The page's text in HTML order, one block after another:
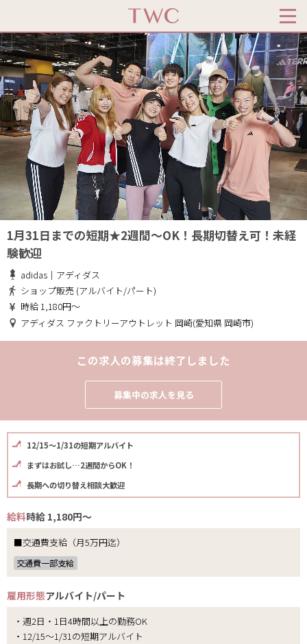
1月31日までの短期★2週間～OK！長期切替え可！未経
験歓迎
adidas｜アディダス
ショップ販売 (アルバイト/パート)
時給 1,180円～
アディダス ファクトリーアウトレット 岡崎(愛知県 岡崎市)
この求人の募集は終了しました
募集中の求人を見る
12/15～1/31の短期アルバイト
まずはお試し…2週間からOK！
長期への切り替え相談大歓迎
給料時給 1,180円～
■交通費支給（月5万円迄）
交通費一部支給
雇用形態アルバイト/パート
・週2日・1日4時間以上の勤務OK
・12/15～1/31の短期アルバイト